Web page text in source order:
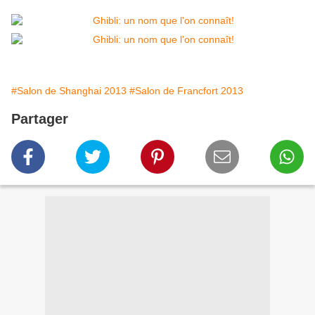
#Salon de Shanghai 2013 #Salon de Francfort 2013
Partager